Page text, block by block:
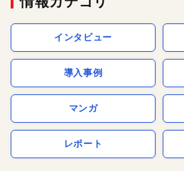
インタビュー
導入事例
マンガ
レポート